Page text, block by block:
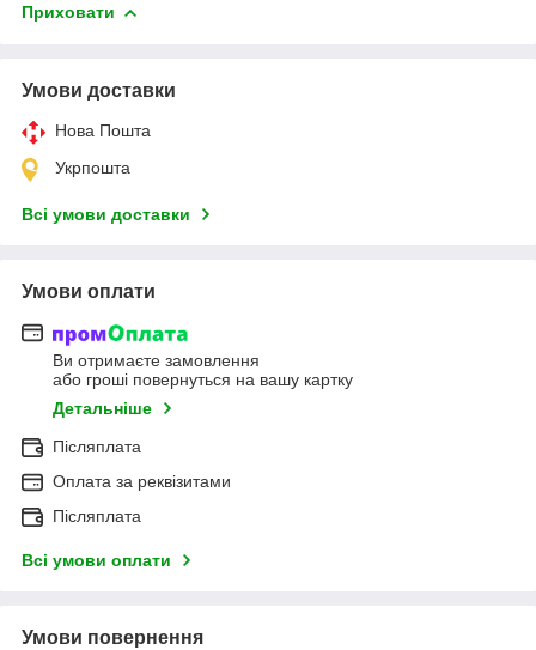
Приховати
Умови доставки
Нова Пошта
Укрпошта
Всі умови доставки
Умови оплати
Ви отримаєте замовлення
або гроші повернуться на вашу картку
Детальніше
Післяплата
Оплата за реквізитами
Післяплата
Всі умови оплати
Умови повернення